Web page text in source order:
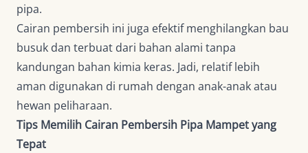
pipa.
Cairan pembersih ini juga efektif menghilangkan bau
busuk dan terbuat dari bahan alami tanpa
kandungan bahan kimia keras. Jadi, relatif lebih
aman digunakan di rumah dengan anak-anak atau
hewan peliharaan.
Tips Memilih Cairan Pembersih Pipa Mampet yang
Tepat